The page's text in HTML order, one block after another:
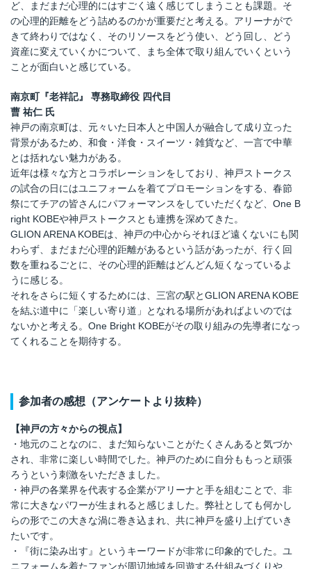
ど、まだまだ心理的にはすごく遠く感じてしまうことも課題。そ
の心理的距離をどう詰めるのかが重要だと考える。アリーナがで
きて終わりではなく、そのリソースをどう使い、どう回し、どう
資産に変えていくかについて、まち全体で取り組んでいくという
ことが面白いと感じている。
南京町『老祥記』 専務取締役 四代目
曹 祐仁 氏
神戸の南京町は、元々いた日本人と中国人が融合して成り立った
背景があるため、和食・洋食・スイーツ・雑貨など、一言で中華
とは括れない魅力がある。
近年は様々な方とコラボレーションをしており、神戸ストークス
の試合の日にはユニフォームを着てプロモーションをする、春節
祭にてチアの皆さんにパフォーマンスをしていただくなど、One B
right KOBEや神戸ストークスとも連携を深めてきた。
GLION ARENA KOBEは、神戸の中心からそれほど遠くないにも関
わらず、まだまだ心理的距離があるという話があったが、行く回
数を重ねるごとに、その心理的距離はどんどん短くなっているよ
うに感じる。
それをさらに短くするためには、三宮の駅とGLION ARENA KOBE
を結ぶ道中に「楽しい寄り道」となれる場所があればよいのでは
ないかと考える。One Bright KOBEがその取り組みの先導者になっ
てくれることを期待する。
参加者の感想（アンケートより抜粋）
【神戸の方々からの視点】
・地元のことなのに、まだ知らないことがたくさんあると気づか
され、非常に楽しい時間でした。神戸のために自分ももっと頑張
ろうという刺激をいただきました。
・神戸の各業界を代表する企業がアリーナと手を組むことで、非
常に大きなパワーが生まれると感じました。弊社としても何かし
らの形でこの大きな渦に巻き込まれ、共に神戸を盛り上げていき
たいです。
・『街に染み出す』というキーワードが非常に印象的でした。ユ
ニフォームを着たファンが周辺地域を回遊する仕組みづくりや、